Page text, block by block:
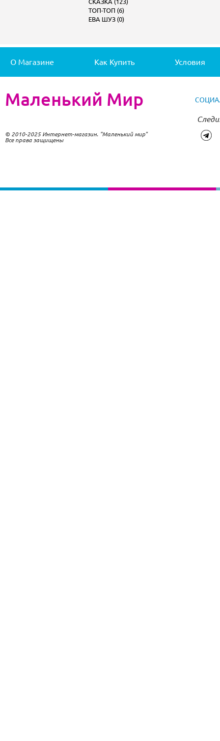
СКАЗКА (123)
ТОП-ТОП (6)
ЕВА ШУЗ (0)
О Магазине Как Купить Условия
Маленький Мир
© 2010-2025 Интернет-магазин. "Маленький мир"
Все права защищены